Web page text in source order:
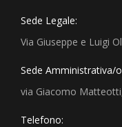
Sede Legale:
Via Giuseppe e Luigi
Sede Amministrativa/
via Giacomo
Telefono: